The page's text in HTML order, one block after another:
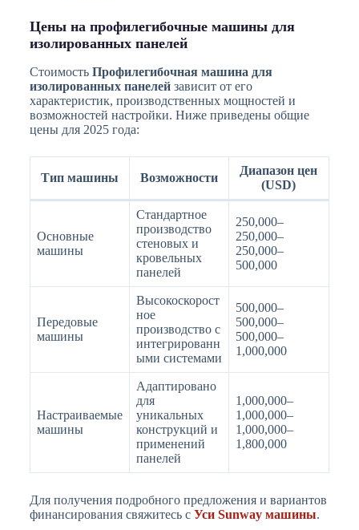
Цены на профилегибочные машины для
изолированных панелей
Стоимость Профилегибочная машина для
изолированных панелейзависит от его
характеристик, производственных мощностей и
возможностей настройки. Ниже приведены общие
цены для 2025 года:
Тип машины Возможности
Диапазон цен
(USD)
Основные
машины
Стандартное
производство
стеновых и
кровельных
панелей
250,000–
250,000–
250,000–
500,000
Передовые
машины
Высокоскорост
ное
производство с
интегрированн
ыми системами
500,000–
500,000–
500,000–
1,000,000
Настраиваемые
машины
Адаптировано
для
уникальных
конструкций и
применений
панелей
1,000,000–
1,000,000–
1,000,000–
1,800,000
Для получения подробного предложения и вариантов
финансирования свяжитесь с Уси Sunway машины.